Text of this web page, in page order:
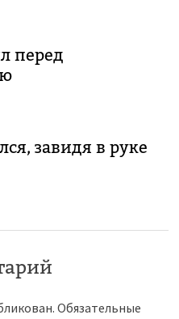
перед
завидя в руке
Обязательные